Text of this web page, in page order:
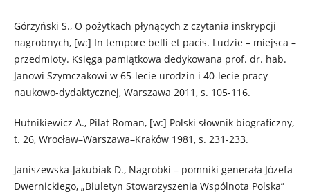
Górzyński S., O pożytkach płynących z czytania inskrypcji
nagrobnych, [w:] In tempore belli et pacis. Ludzie – miejsca –
przedmioty. Księga pamiątkowa dedykowana prof. dr. hab.
Janowi Szymczakowi w 65-lecie urodzin i 40-lecie pracy
naukowo-dydaktycznej, Warszawa 2011, s. 105-116.
Hutnikiewicz A., Pilat Roman, [w:] Polski słownik biograficzny,
t. 26, Wrocław–Warszawa–Kraków 1981, s. 231-233.
Janiszewska-Jakubiak D., Nagrobki – pomniki generała Józefa
Dwernickiego, „Biuletyn Stowarzyszenia Wspólnota Polska”